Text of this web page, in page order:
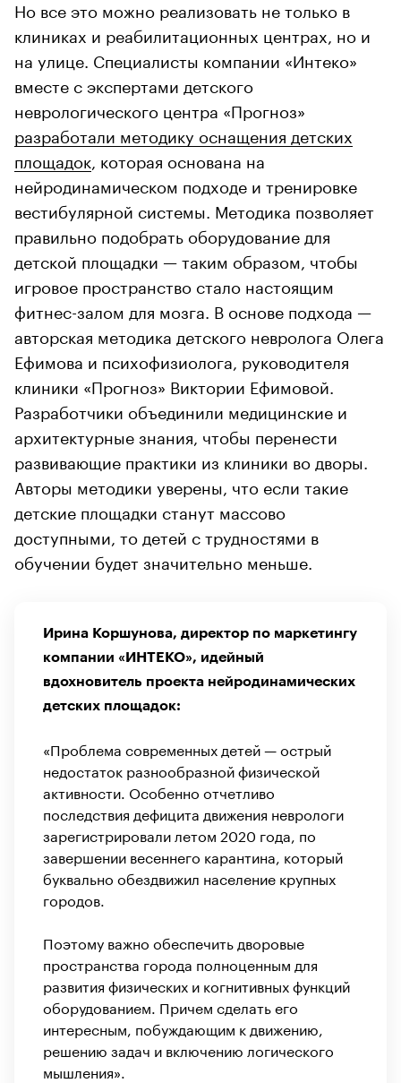
Но все это можно реализовать не только в
клиниках и реабилитационных центрах, но и
на улице. Специалисты компании «Интеко»
вместе с экспертами детского
неврологического центра «Прогноз»
разработали методику оснащения детских
площадок , которая основана на
нейродинамическом подходе и тренировке
вестибулярной системы. Методика позволяет
правильно подобрать оборудование для
детской площадки — таким образом, чтобы
игровое пространство стало настоящим
фитнес-залом для мозга. В основе подхода —
авторская методика детского невролога Олега
Ефимова и психофизиолога, руководителя
клиники «Прогноз» Виктории Ефимовой.
Разработчики объединили медицинские и
архитектурные знания, чтобы перенести
развивающие практики из клиники во дворы.
Авторы методики уверены, что если такие
детские площадки станут массово
доступными, то детей с трудностями в
обучении будет значительно меньше.
Ирина Коршунова, директор по маркетингу
компании «ИНТЕКО», идейный
вдохновитель проекта нейродинамических
детских площадок:
«Проблема современных детей — острый
недостаток разнообразной физической
активности. Особенно отчетливо
последствия дефицита движения неврологи
зарегистрировали летом 2020 года, по
завершении весеннего карантина, который
буквально обездвижил население крупных
городов.
Поэтому важно обеспечить дворовые
пространства города полноценным для
развития физических и когнитивных функций
оборудованием. Причем сделать его
интересным, побуждающим к движению,
решению задач и включению логического
мышления».